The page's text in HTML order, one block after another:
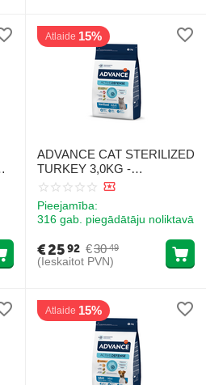
Atlaide 15%
ADVANCE CAT STERILIZED
TURKEY 3,0KG -
STERILIZĒTIEM KAĶIEM
Pieejamība:
316 gab. piegādātāju noliktavā
€30 49
€2592
(Ieskaitot PVN)
Atlaide 15%